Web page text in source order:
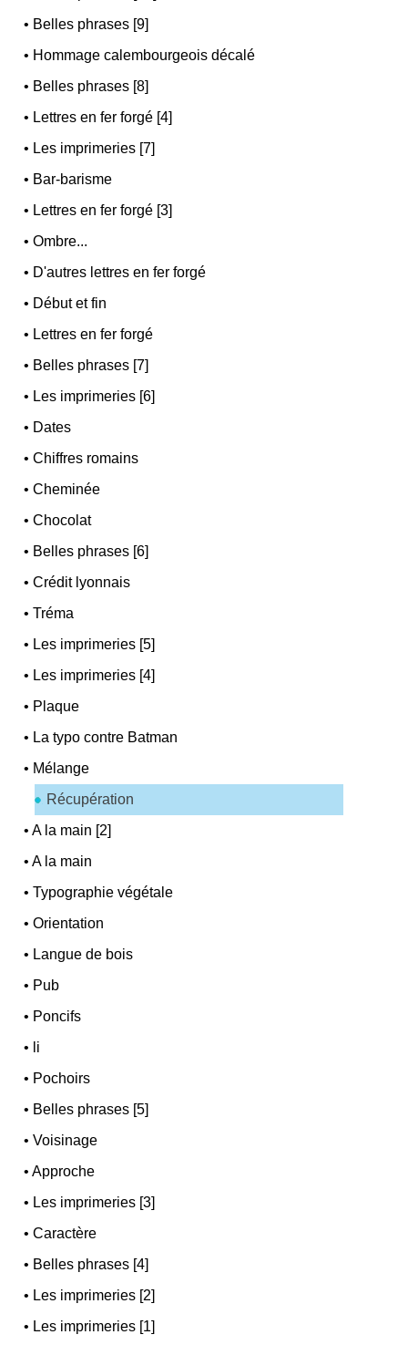
• Belles phrases [9]
• Hommage calembourgeois décalé
• Belles phrases [8]
• Lettres en fer forgé [4]
• Les imprimeries [7]
• Bar-barisme
• Lettres en fer forgé [3]
•Ombre...
• D'autres lettres en fer forgé
• Début et fin
• Lettres en fer forgé
• Belles phrases [7]
• Les imprimeries [6]
• Dates
•Chiffres romains
•Cheminée
•Chocolat
• Belles phrases [6]
•Crédit lyonnais
•Tréma
• Les imprimeries [5]
• Les imprimeries [4]
• Plaque
• La typo contre Batman
• Mélange
Récupération
•A la main [2]
•A la main
•Typographie végétale
•Orientation
• Langue de bois
• Pub
• Poncifs
• li
• Pochoirs
• Belles phrases [5]
•Voisinage
•Approche
• Les imprimeries [3]
•Caractère
• Belles phrases [4]
• Les imprimeries [2]
• Les imprimeries [1]